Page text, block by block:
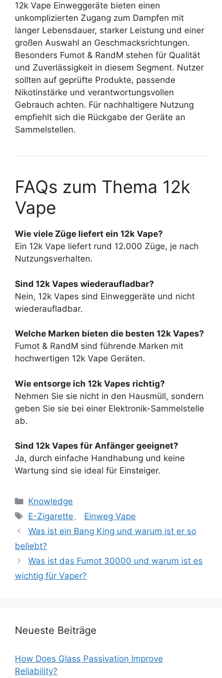
12k Vape Einweggeräte bieten einen
unkomplizierten Zugang zum Dampfen mit
langer Lebensdauer, starker Leistung und einer
großen Auswahl an Geschmacksrichtungen.
Besonders Fumot & RandM stehen für Qualität
und Zuverlässigkeit in diesem Segment. Nutzer
sollten auf geprüfte Produkte, passende
Nikotinstärke und verantwortungsvollen
Gebrauch achten. Für nachhaltigere Nutzung
empfiehlt sich die Rückgabe der Geräte an
Sammelstellen.
FAQs zum Thema 12k
Vape
Wie viele Züge liefert ein 12k Vape?
Ein 12k Vape liefert rund 12.000 Züge, je nach
Nutzungsverhalten.
Sind 12k Vapes wiederaufladbar?
Nein, 12k Vapes sind Einweggeräte und nicht
wiederaufladbar.
Welche Marken bieten die besten 12k Vapes?
Fumot & RandM sind führende Marken mit
hochwertigen 12k Vape Geräten.
Wie entsorge ich 12k Vapes richtig?
Nehmen Sie sie nicht in den Hausmüll, sondern
geben Sie sie bei einer Elektronik-Sammelstelle
ab.
Sind 12k Vapes für Anfänger geeignet?
Ja, durch einfache Handhabung und keine
Wartung sind sie ideal für Einsteiger.
Knowledge
E-Zigarette、 Einweg Vape
Was ist ein Bang King und warum ist er so
beliebt?
Was ist das Fumot 30000 und warum ist es
wichtig für Vaper?
Neueste Beiträge
How Does Glass Passivation Improve
Reliability?